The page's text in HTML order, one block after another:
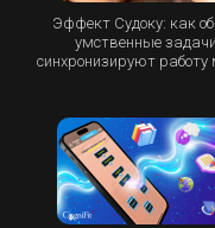
Эффект Судоку: как
умственные задачи
синхронизируют работу